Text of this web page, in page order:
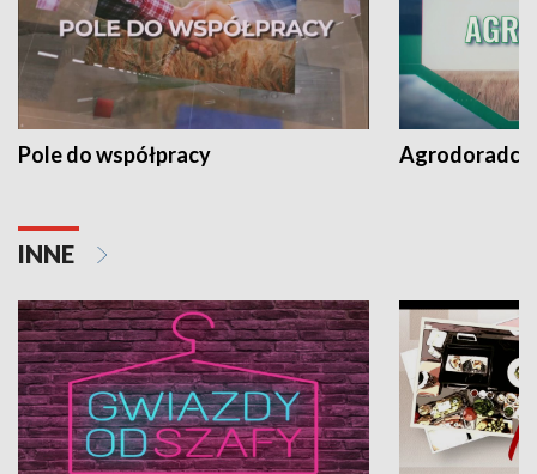
Pole do współpracy Agrodoradcy
INNE